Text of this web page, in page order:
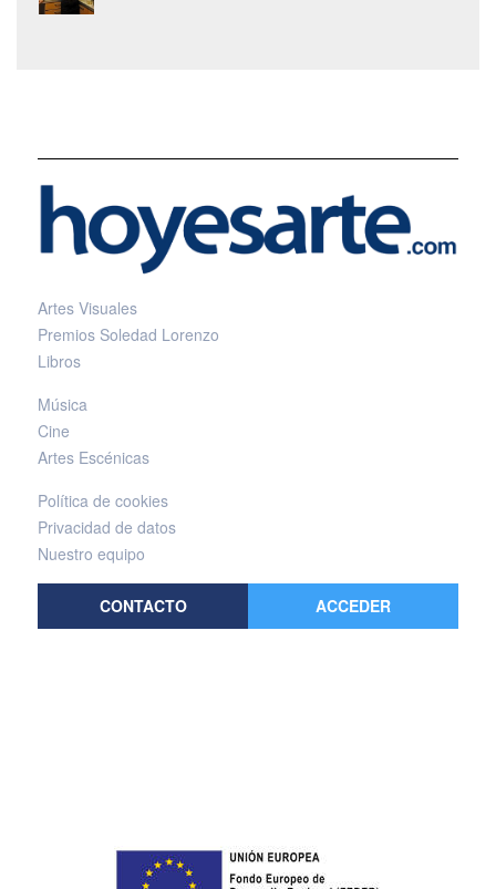
Artes Visuales
Premios Soledad Lorenzo
Libros
Música
Cine
Artes Escénicas
Política de cookies
Privacidad de datos
Nuestro equipo
CONTACTO ACCEDER